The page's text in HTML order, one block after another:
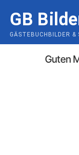
content
GB
GÄSTEBUCHBILDER &
Guten